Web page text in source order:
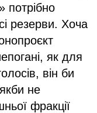
потрібно
резерви. Хоча
як для
він би
не
фракції